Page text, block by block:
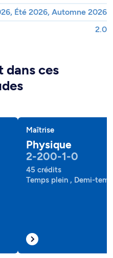
Été 2026, Automne 2026
2.0
dans ces
Maîtrise
Physique
2-200-1-0
45 crédits
Temps plein , Demi-